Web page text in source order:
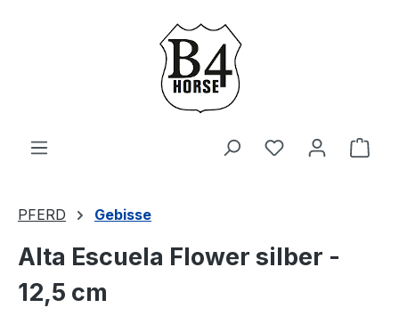
Zum Hauptinhalt springen
Du hast 0
PFERD Gebisse
Alta Escuela Flower silber -
12,5 cm